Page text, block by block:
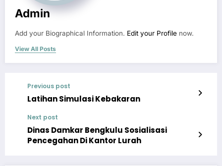
Admin
Add your Biographical Information. Edit your Profile now.
View All Posts
Previous post
Latihan Simulasi Kebakaran
Next post
Dinas Damkar Bengkulu Sosialisasi
Pencegahan Di Kantor Lurah